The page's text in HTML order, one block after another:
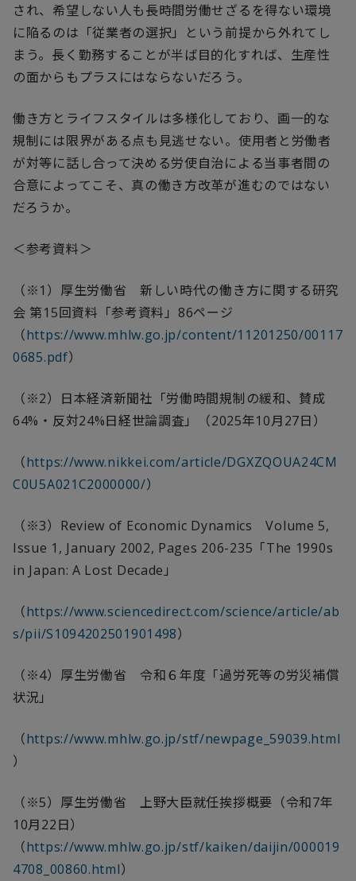
され、希望しない人も長時間労働せざるを得ない環境
に陥るのは「従業者の選択」という前提から外れてし
まう。長く勤務することが半ば目的化すれば、生産性
の面からもプラスにはならないだろう。
働き方とライフスタイルは多様化しており、画一的な
規制には限界がある点も見逃せない。使用者と労働者
が対等に話し合って決める労使自治による当事者間の
合意によってこそ、真の働き方改革が進むのではない
だろうか。
＜参考資料＞
（※1）厚生労働省 新しい時代の働き方に関する研究
会 第15回資料「参考資料」 86ページ
（https://www.mhlw.go.jp/content/11201250/00117
0685.pdf）
（※2）日本経済新聞社「労働時間規制の緩和、賛成
64%・反対24%日経世論調査」（2025年10月27日）
（https://www.nikkei.com/article/DGXZQOUA24CM
C0U5A021C2000000/）
（※3） Review of Economic Dynamics Volume 5,
Issue 1, January 2002, Pages 206-235 「The 1990s
in Japan: A Lost Decade 」
（https://www.sciencedirect.com/science/article/ab
s/pii/S1094202501901498）
（※4）厚生労働省 令和６年度「過労死等の労災補償
状況」
（https://www.mhlw.go.jp/stf/newpage_59039.html
）
（※5）厚生労働省 上野大臣就任挨拶概要（令和7年
10月22日）
（https://www.mhlw.go.jp/stf/kaiken/daijin/000019
4708_00860.html）